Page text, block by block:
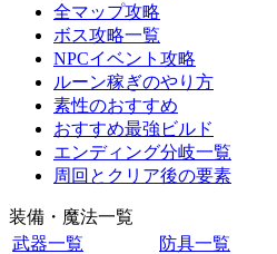
全マップ攻略
ボス攻略一覧
NPCイベント攻略
ルーン稼ぎのやり方
素性のおすすめ
おすすめ最強ビルド
エンディング分岐一覧
周回とクリア後の要素
装備・魔法一覧
武器一覧
防具一覧